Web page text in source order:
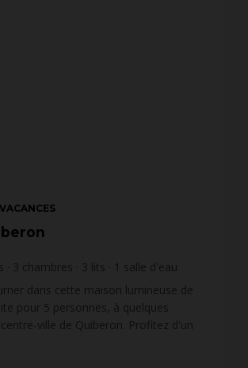
3 chambres 3 lits 1 salle d'eau
dans cette maison lumineuse de
pour 5 personnes, à quelques
ville de Quiberon. Profitez d'un